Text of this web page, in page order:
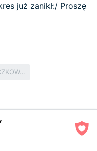
już zanikł:/ Proszę
ZABURZENIA MIESIĄCZKOWANIA